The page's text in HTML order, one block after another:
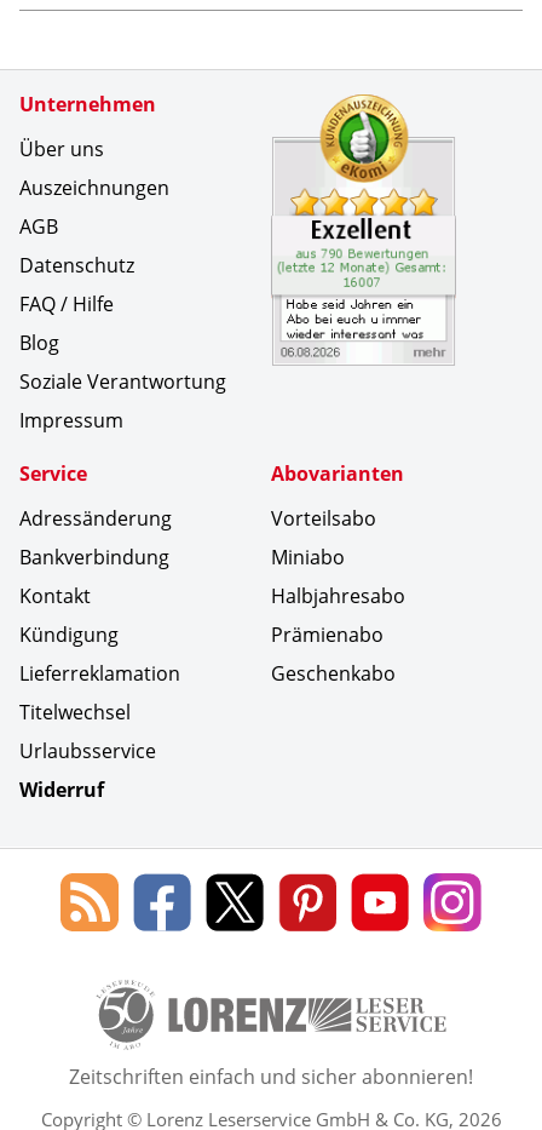
Unternehmen
Über uns
Auszeichnungen
AGB
Datenschutz
FAQ / Hilfe
Blog
Soziale Verantwortung
Impressum
Service
Adressänderung
Bankverbindung
Kontakt
Kündigung
Lieferreklamation
Titelwechsel
Urlaubsservice
Widerruf
Abovarianten
Vorteilsabo
Miniabo
Halbjahresabo
Prämienabo
Geschenkabo
Zertifikate
Social Media
Blog
des
Leserservice
Lorenz
Leserservice
Lorenz
Leserservice
Lorenz
Leserservice
Lorenz
Leserservice
Lorenz
50 Lesefreude im Abo Jahre
Zeitschriften einfach und sicher abonnieren!
Copyright © Lorenz Leserservice GmbH & Co. KG, 2026